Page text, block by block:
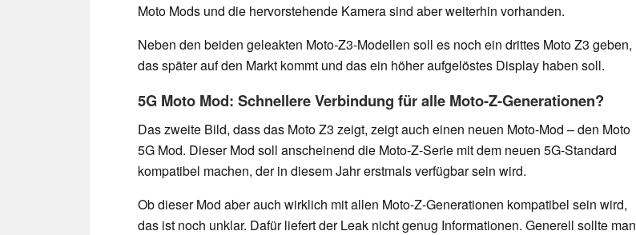
Moto Mods und die hervorstehende Kamera sind aber weiterhin vorhanden.
Neben den beiden geleakten Moto-Z3-Modellen soll es noch ein drittes Moto Z3 geben,
das später auf den Markt kommt und das ein höher aufgelöstes Display haben soll.
5G Moto Mod: Schnellere Verbindung für alle Moto-Z-Generationen?
Das zweite Bild, dass das Moto Z3 zeigt, zeigt auch einen neuen Moto-Mod – den Moto
5G Mod. Dieser Mod soll anscheinend die Moto-Z-Serie mit dem neuen 5G-Standard
kompatibel machen, der in diesem Jahr erstmals verfügbar sein wird.
Ob dieser Mod aber auch wirklich mit allen Moto-Z-Generationen kompatibel sein wird,
das ist noch unklar. Dafür liefert der Leak nicht genug Informationen. Generell sollte man